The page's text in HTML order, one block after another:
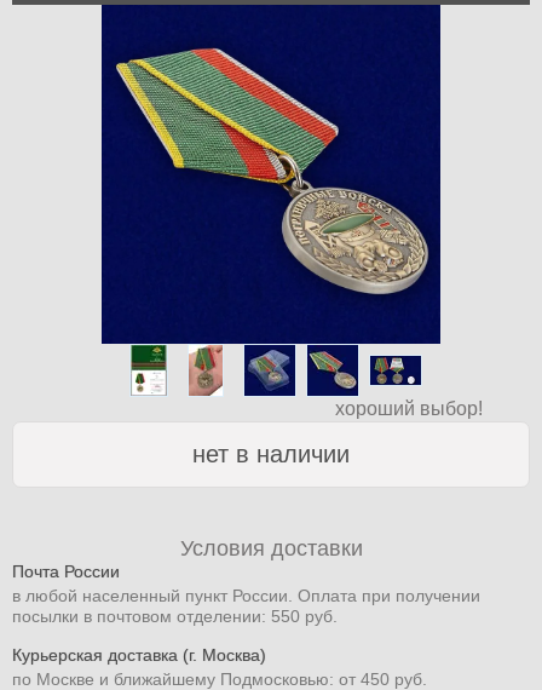
хороший выбор!
нет в наличии
Условия доставки
Почта России
в любой населенный пункт России. Оплата при получении
посылки в почтовом отделении: 550 руб.
Курьерская доставка (г. Москва)
по Москве и ближайшему Подмосковью: от 450 руб.